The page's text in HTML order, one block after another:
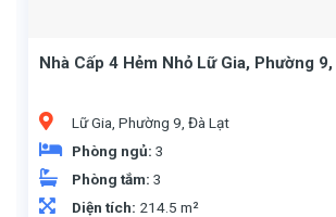
Nhà Cấp 4 Hẻm Nhỏ Lữ Gia, Phường
Lữ Gia, Phường 9, Đà Lạt
Phòng ngủ: 3
Phòng tắm: 3
Diện tích: 214.5 m²